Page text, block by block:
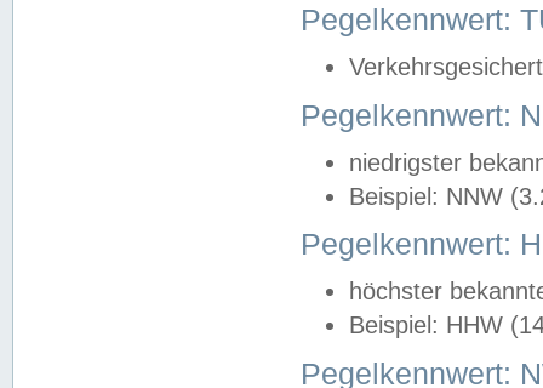
Pegelkennwert:
Pegelkennwert:
niedrigster
Beispiel: NNW
Pegelkennwert:
höchster
Beispiel: HHW
Pegelkennwert: